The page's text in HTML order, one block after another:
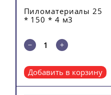
Пиломатериалы 25
* 150 * 4 м3
Добавить в корзину